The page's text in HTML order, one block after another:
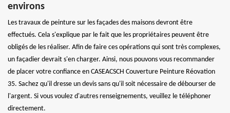
environs
Les travaux de peinture sur les façades des maisons devront être
effectués. Cela s'explique par le fait que les propriétaires peuvent être
obligés de les réaliser. Afin de faire ces opérations qui sont très complexes,
un façadier devrait s'en charger. Ainsi, nous pouvons vous recommander
de placer votre confiance en CASEACSCH Couverture Peinture Réovation
35. Sachez qu'il dresse un devis sans qu'il soit nécessaire de débourser de
l'argent. Si vous voulez d'autres renseignements, veuillez le téléphoner
directement.